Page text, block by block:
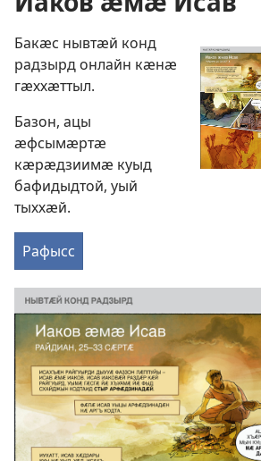
Бакӕс нывтӕй конд
радзырд онлайн кӕнӕ
гӕххӕттыл.
Базон, ацы
ӕфсымӕртӕ
кӕрӕдзиимӕ куыд
бафидыдтой, уый
тыххӕй.
Рафысс